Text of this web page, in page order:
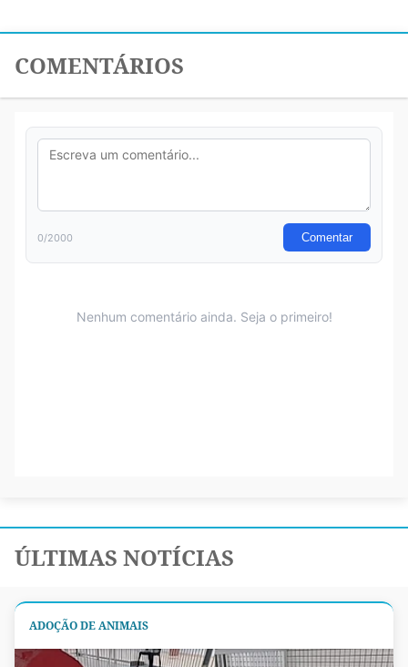
COMENTÁRIOS
ÚLTIMAS NOTÍCIAS
ADOÇÃO DE ANIMAIS